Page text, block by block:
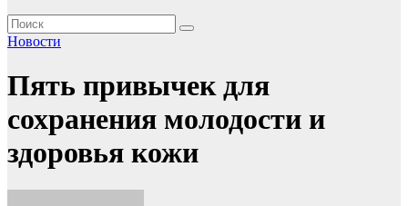
Новости
Пять привычек для
сохранения молодости и
здоровья кожи